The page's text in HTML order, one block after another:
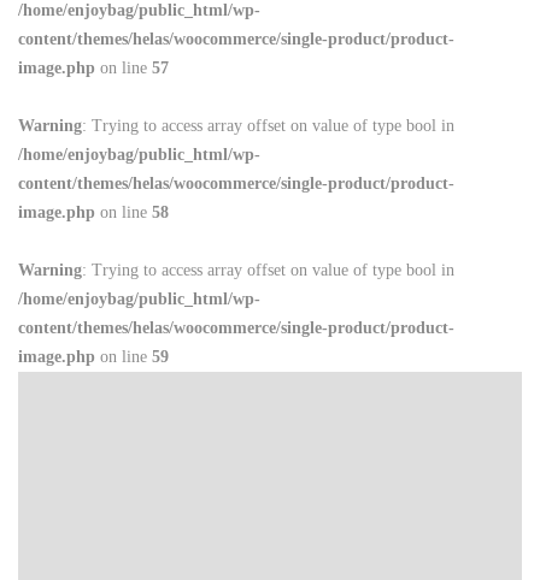
/home/enjoybag/public_html/wp-
content/themes/helas/woocommerce/single-product/product-
image.php on line 57
Warning: Trying to access array offset on value of type bool in
/home/enjoybag/public_html/wp-
content/themes/helas/woocommerce/single-product/product-
image.php on line 58
Warning: Trying to access array offset on value of type bool in
/home/enjoybag/public_html/wp-
content/themes/helas/woocommerce/single-product/product-
image.php on line 59